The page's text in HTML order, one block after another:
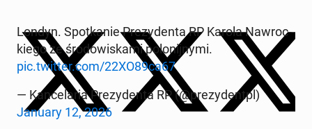
Londyn. Spo­tka­nie Pre­zy­den­ta RP Karola Na­wroc­
kie­go ze śro­do­wi­ska­mi po­lo­nij­ny­mi.
pic.twitter.com/22XO89ca67
— Kan­ce­la­ria Pre­zy­den­ta RP (@pre­zy­dentpl)
January 12, 2026